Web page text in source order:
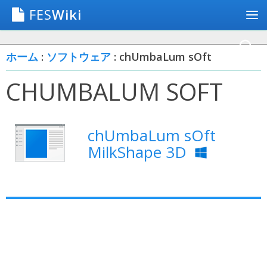
FESWiki
ホーム : ソフトウェア : chUmbaLum sOft
CHUMBALUM SOFT
chUmbaLum sOft
MilkShape 3D